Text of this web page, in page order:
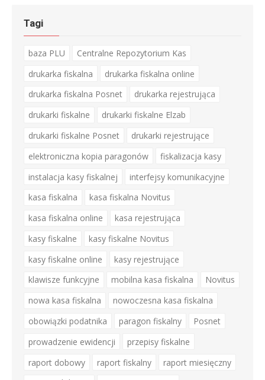
Tagi
baza PLU
Centralne Repozytorium Kas
drukarka fiskalna
drukarka fiskalna online
drukarka fiskalna Posnet
drukarka rejestrująca
drukarki fiskalne
drukarki fiskalne Elzab
drukarki fiskalne Posnet
drukarki rejestrujące
elektroniczna kopia paragonów
fiskalizacja kasy
instalacja kasy fiskalnej
interfejsy komunikacyjne
kasa fiskalna
kasa fiskalna Novitus
kasa fiskalna online
kasa rejestrująca
kasy fiskalne
kasy fiskalne Novitus
kasy fiskalne online
kasy rejestrujące
klawisze funkcyjne
mobilna kasa fiskalna
Novitus
nowa kasa fiskalna
nowoczesna kasa fiskalna
obowiązki podatnika
paragon fiskalny
Posnet
prowadzenie ewidencji
przepisy fiskalne
raport dobowy
raport fiskalny
raport miesięczny